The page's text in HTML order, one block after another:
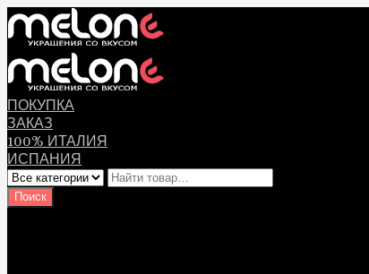
ПОКУПКА
ЗАКАЗ
100% ИТАЛИЯ
ИСПАНИЯ